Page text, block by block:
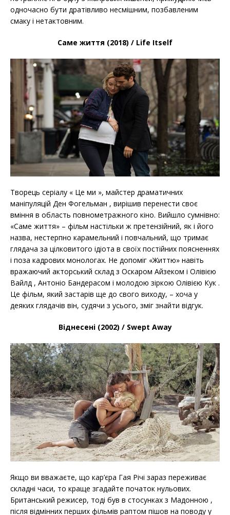
одночасно бути дратівливо несмішним, позбавленим
смаку і нетактовним.
Саме життя (2018) / Life Itself
Творець серіалу « Це ми », майстер драматичних
маніпуляцій Ден Фогельман , вирішив перенести своє
вміння в область повнометражного кіно. Вийшло сумнівно:
«Саме життя» – фільм настільки ж претензійний, як і його
назва, нестерпно карамельний і повчальний, що тримає
глядача за цілковитого ідіота в своїх постійних поясненнях
і поза кадрових монологах. Не допоміг «Життю» навіть
вражаючий акторський склад з Оскаром Айзеком і Олівією
Вайлд , Антоніо Бандерасом і молодою зіркою Олівією Кук .
Це фільм, який застарів ще до свого виходу, – хоча у
деяких глядачів він, судячи з усього, зміг знайти відгук.
Віднесені (2002) / Swept Away
Якщо ви вважаєте, що кар’єра Гая Річі зараз переживає
складні часи, то краще згадайте початок нульових.
Британський режисер, тоді був в стосунках з Мадонною ,
після відмінних перших фільмів раптом пішов на поводу у